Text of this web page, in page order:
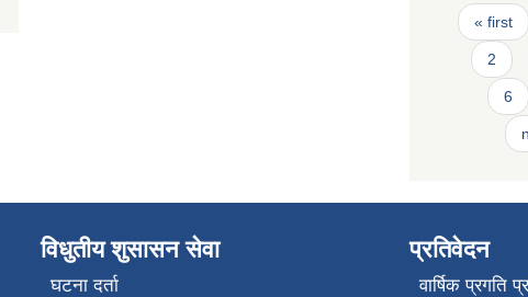
Pages
« first
2
6
विधुतीय शुसासन सेवा
घटना दर्ता
प्रतिवेदन
वार्षिक प्रगति